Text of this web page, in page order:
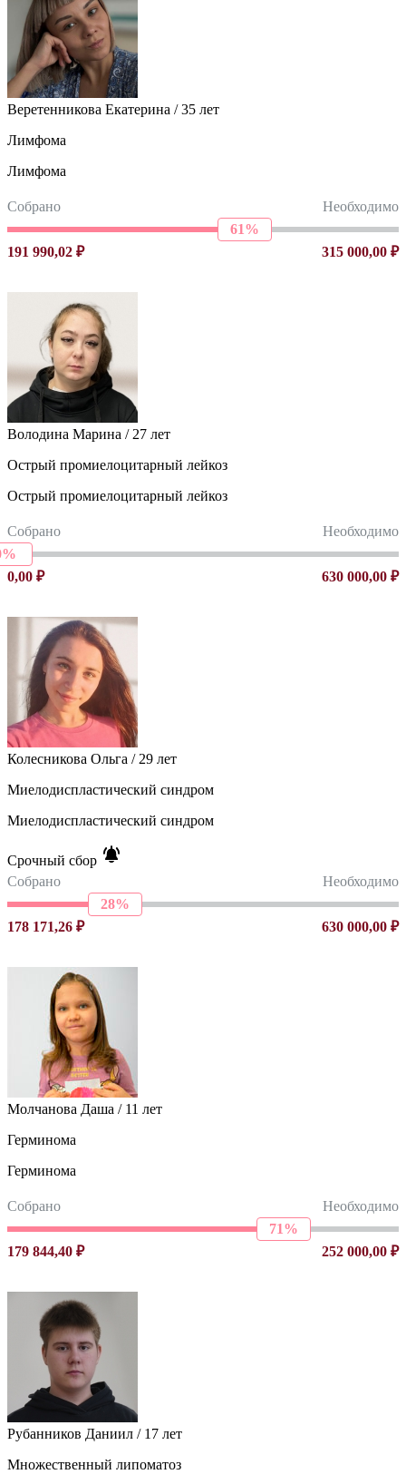
Веретенникова Екатерина / 35 лет
Лимфома
Лимфома
Собрано
Необходимо
61%
191 990,02 ₽
315 000,00 ₽
Володина Марина / 27 лет
Острый промиелоцитарный лейкоз
Острый промиелоцитарный лейкоз
Собрано
Необходимо
0,00 ₽
630 000,00 ₽
Колесникова Ольга / 29 лет
Миелодиспластический синдром
Миелодиспластический синдром
Срочный сбор
Собрано
Необходимо
28%
178 171,26 ₽
630 000,00 ₽
Молчанова Даша / 11 лет
Герминома
Герминома
Собрано
Необходимо
71%
179 844,40 ₽
252 000,00 ₽
Рубанников Даниил / 17 лет
Множественный липоматоз